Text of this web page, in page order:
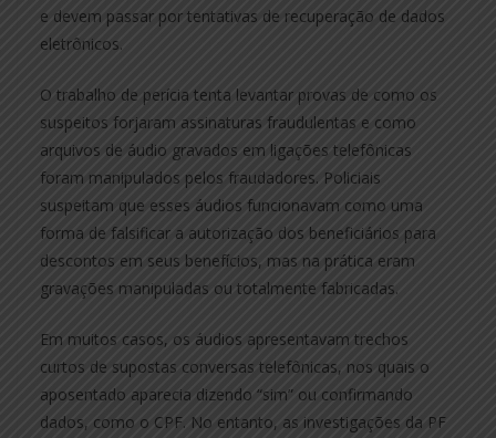
e devem passar por tentativas de recuperação de dados
eletrônicos.
O trabalho de perícia tenta levantar provas de como os
suspeitos forjaram assinaturas fraudulentas e como
arquivos de áudio gravados em ligações telefônicas
foram manipulados pelos fraudadores. Policiais
suspeitam que esses áudios funcionavam como uma
forma de falsificar a autorização dos beneficiários para
descontos em seus benefícios, mas na prática eram
gravações manipuladas ou totalmente fabricadas.
Em muitos casos, os áudios apresentavam trechos
curtos de supostas conversas telefônicas, nos quais o
aposentado aparecia dizendo “sim” ou confirmando
dados, como o CPF. No entanto, as investigações da PF